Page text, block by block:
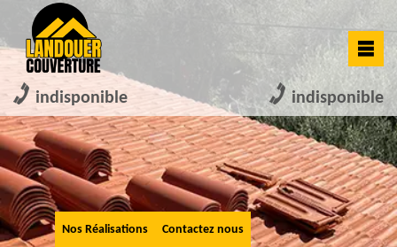
indisponible indisponible
Nos Réalisations Contactez nous